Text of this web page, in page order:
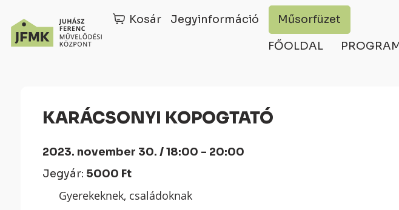
Kosár Jegyinformáció Műsorfüzet
FŐOLDAL
KARÁCSONYI KOPOGTATÓ
2023. november 30. / 18:00 - 20:00
Jegyár: 5000 Ft
Gyerekeknek, családoknak